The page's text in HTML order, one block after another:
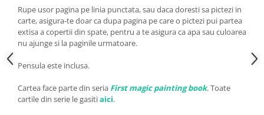
Rupe usor pagina pe linia punctata, sau daca doresti sa pictezi in
carte, asigura-te doar ca dupa pagina pe care o pictezi pui partea
extisa a copertii din spate, pentru a te asigura ca apa sau culoarea
nu ajunge si la paginile urmatoare.
Pensula este inclusa.
Cartea face parte din seria First magic painting book. Toate
cartile din serie le gasitiaici.